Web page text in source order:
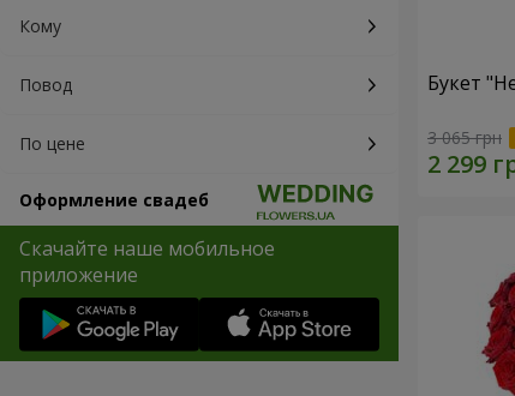
Кому
Повод
По цене
Оформление свадеб
Скачайте наше мобильное
приложение
Букет
3 065 грн